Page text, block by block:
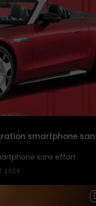
smartphone
sans effort
2026